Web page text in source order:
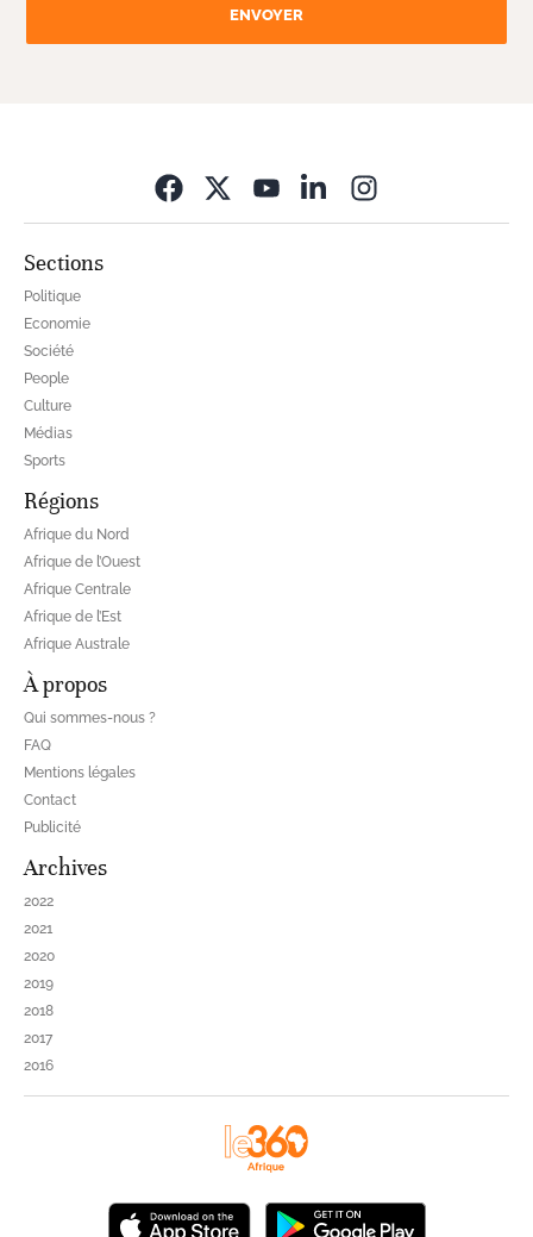
ENVOYER
Sections
Politique
Economie
Société
People
Culture
Médias
Sports
Régions
Afrique du Nord
Afrique de l’Ouest
Afrique Centrale
Afrique de l’Est
Afrique Australe
À propos
Qui sommes-nous ?
FAQ
Mentions légales
Contact
Publicité
Archives
2022
2021
2020
2019
2018
2017
2016